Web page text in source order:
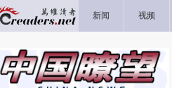
新闻 视频